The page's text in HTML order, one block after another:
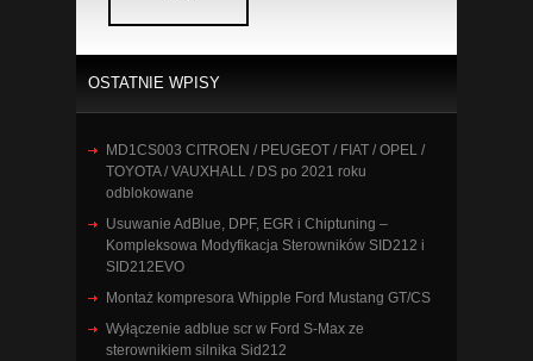
OSTATNIE WPISY
MD1CS003 CITROEN / PEUGEOT / FIAT / OPEL /
TOYOTA / VAUXHALL / DS po 2021 roku
odblokowane
Usuwanie AdBlue, DPF, EGR i Chiptuning –
Kompleksowa Modyfikacja Sterowników SID212 i
SID212EVO
Montaż kompresora Whipple Ford Mustang GT/CS
Wyłączenie adblue scr w Ford S-Max ze
sterownikiem silnika Sid212